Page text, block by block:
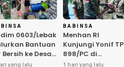
0603/Lebak
Bantuan
Bersih ke Desa
yang lalu
BABINSA
Menhan RI
Kunjungi Yonif TP
898/PC di
Kampar,
1 hari yang lalu